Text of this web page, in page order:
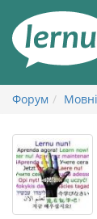
змісту
Форум